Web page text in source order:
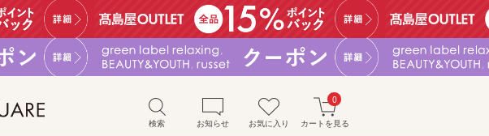
検索 お知らせ お気に入り カートを見る
0